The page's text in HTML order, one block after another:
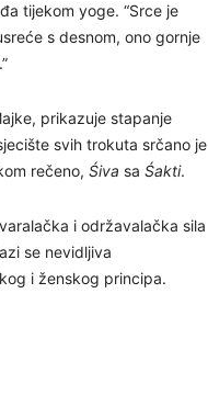
tijekom yoge. “Srce je
s desnom, ono gornje
prikazuje stapanje
svih trokuta srčano je
rečeno, Śiva sa Śakti.
i održavalačka sila
se nevidljiva
i ženskog principa.